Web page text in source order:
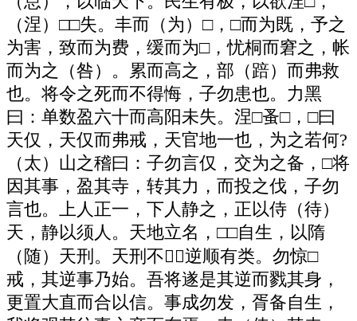
（涅）□□失。丰而（为）□，□而为既，予之
为害，致而为费，缓而为□，忧桐而窘之，帐
而为之（咎）。累而高之，部（踣）而弗救
也。将令之死而不得悔，子勿患也。力黑
曰：单数盈六十而高阳未失。涅□蚤□，□曰
天仅，天仅而弗戒，天官地一也，为之若何?
（太）山之稽曰：子勿言仅，交为之备，□将
因其事，盈其寺，转其力，而投之伐，子勿
言也。上人正一，下人静之，正以侍（待）
天，静以须人。天地立名，□□自生，以隋
（随）天刑。天刑不，逆顺有类。勿惊□
戒，其逆事乃始。吾将遂是其逆而戮其身，
更置大直而合以信。事成勿发，胥备自生，